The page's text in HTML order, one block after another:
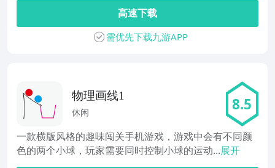
高速下载
需优先下载九游APP
物理画线1
休闲 8.5
一款横版风格的趣味闯关手机游戏，游戏中会有不同颜
色的两个小球，玩家需要同时控制小球的运动...展开